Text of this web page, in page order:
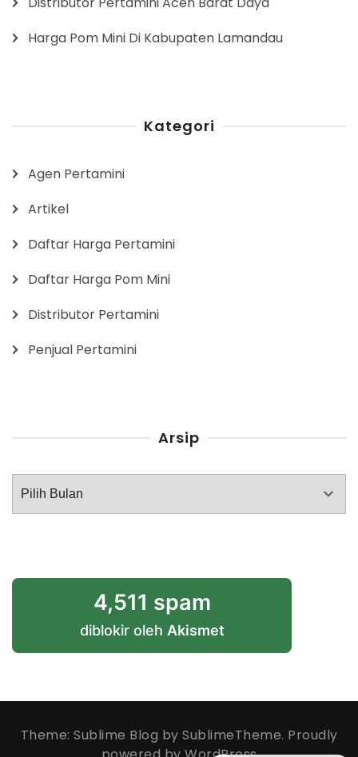
Harga Pom Mini Di Kabupaten Lamandau
Kategori
Agen Pertamini
Artikel
Daftar Harga Pertamini
Daftar Harga Pom Mini
Distributor Pertamini
Penjual Pertamini
Arsip
Arsip
4,511 spam
diblokir oleh Akismet
Theme: Sublime Blog by SublimeTheme. Proudly